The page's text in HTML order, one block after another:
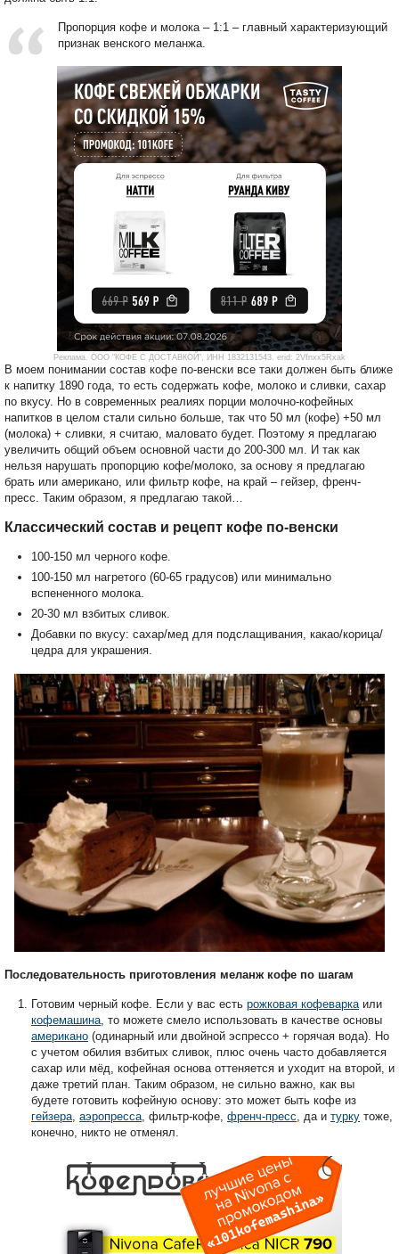
Пропорция кофе и молока – 1:1 – главный характеризующий
признак венского меланжа.
Реклама. ООО "КОФЕ С ДОСТАВКОЙ", ИНН 1832131543. erid: 2Vfnxx5Rxak
В моем понимании состав кофе по-венски все таки должен быть ближе
к напитку 1890 года, то есть содержать кофе, молоко и сливки, сахар
по вкусу. Но в современных реалиях порции молочно-кофейных
напитков в целом стали сильно больше, так что 50 мл (кофе) +50 мл
(молока) + сливки, я считаю, маловато будет. Поэтому я предлагаю
увеличить общий объем основной части до 200-300 мл. И так как
нельзя нарушать пропорцию кофе/молоко, за основу я предлагаю
брать или американо, или фильтр кофе, на край – гейзер, френч-
пресс. Таким образом, я предлагаю такой…
Классический состав и рецепт кофе по-венски
100-150 мл черного кофе.
100-150 мл нагретого (60-65 градусов) или минимально
вспененного молока.
20-30 мл взбитых сливок.
Добавки по вкусу: сахар/мед для подслащивания, какао/корица/
цедра для украшения.
Последовательность приготовления меланж кофе по шагам
Готовим черный кофе. Если у вас есть рожковая кофеварка или
кофемашина , то можете смело использовать в качестве основы
американо (одинарный или двойной эспрессо + горячая вода). Но
с учетом обилия взбитых сливок, плюс очень часто добавляется
сахар или мёд, кофейная основа оттеняется и уходит на второй, и
даже третий план. Таким образом, не сильно важно, как вы
будете готовить кофейную основу: это может быть кофе из
гейзера аэропресса , фильтр-кофе, френч-пресс , да и турку тоже,
конечно, никто не отменял.